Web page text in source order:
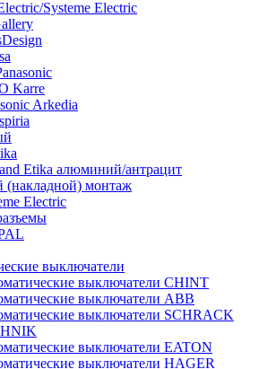
Systeme Electric
Karre
Arkedia
Etika алюминий/антрацит
монтаж
Electric
выключатели
выключатели CHINT
выключатели ABB
выключатели SCHRACK
выключатели EATON
выключатели HAGER